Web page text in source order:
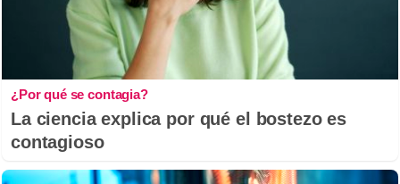
¿Por qué se contagia?
La ciencia explica por qué el bostezo es
contagioso